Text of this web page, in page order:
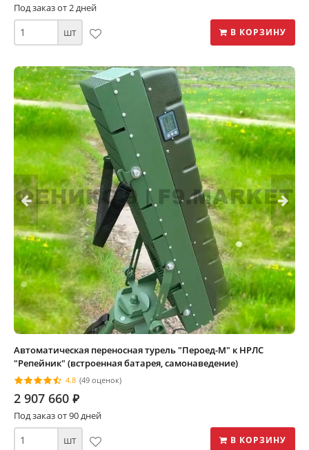
Под заказ от 2 дней
шт В КОРЗИНУ
Автоматическая переносная турель "Пероед-М" к НРЛС
"Репейник" (встроенная батарея, самонаведение)
4.8 (49 оценок)
2 907 660 ⃏
Под заказ от 90 дней
шт В КОРЗИНУ